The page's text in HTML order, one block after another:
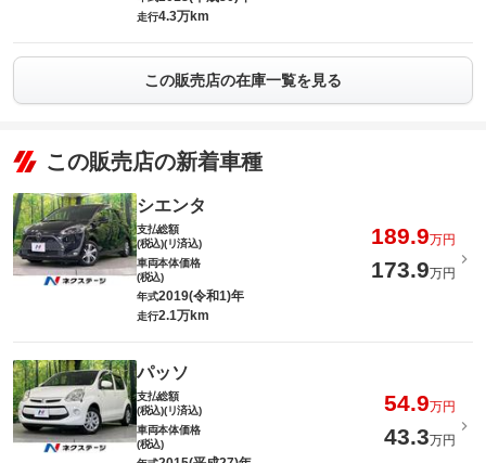
走行4.3万km
この販売店の在庫一覧を見る
この販売店の新着車種
シエンタ
支払総額
(税込)(リ済込)
189.9万円
車両本体価格
(税込)
173.9万円
年式2019(令和1)年
走行2.1万km
パッソ
支払総額
(税込)(リ済込)
54.9万円
車両本体価格
(税込)
43.3万円